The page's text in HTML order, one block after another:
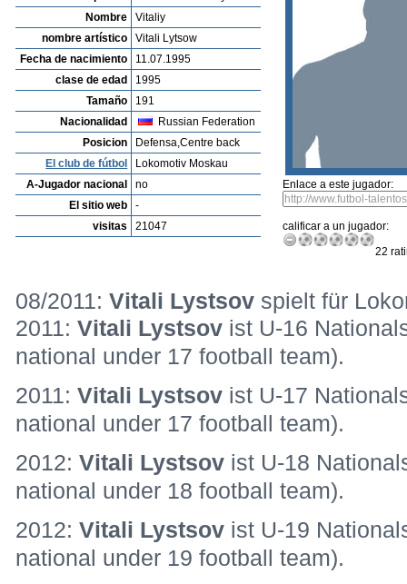
Nombre
Vitaliy
nombre artístico
Vitali Lytsow
Fecha de nacimiento
11.07.1995
clase de edad
1995
Tamaño
191
Nacionalidad
Russian Federation
Posicion
Defensa,Centre back
El club de fútbol
Lokomotiv Moskau
A-Jugador nacional
no
El sitio web
-
visitas
21047
Enlace a este jugador:
calificar a un jugador:
22
08/2011:Vitali Lystsov spielt für
2011:Vitali Lystsov ist U-16
national under 17 football team).
2011:Vitali Lystsov ist U-17
national under 17 football team).
2012:Vitali Lystsov ist U-18
national under 18 football team).
2012:Vitali Lystsov ist U-19
national under 19 football team).